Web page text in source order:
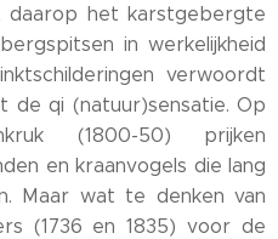
daarop het karstgebergte
in werkelijkheid
verwoordt
de qi (natuur)sensatie. Op
(1800-50) prijken
en kraanvogels die lang
Maar wat te denken van
(1736 en 1835) voor de